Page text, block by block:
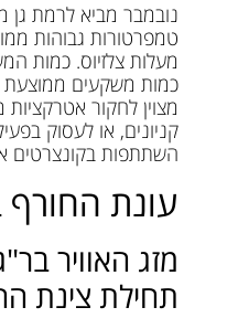
נובמבר מביא לרמת גן
מעלות צלזיוס. כמות
מצוין לחקור אטרקציות
קניונים, או לעסוק
השתתפות בקונצרטים
עונת החורף
מזג האוויר
תחילת צינת